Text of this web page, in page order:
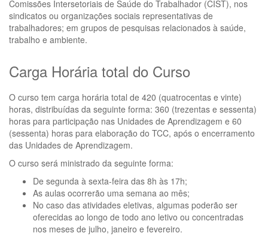
Comissões Intersetoriais de Saúde do Trabalhador (CIST), nos
sindicatos ou organizações sociais representativas de
trabalhadores; em grupos de pesquisas relacionados à saúde,
trabalho e ambiente.
Carga Horária total do Curso
O curso tem carga horária total de 420 (quatrocentas e vinte)
horas, distribuídas da seguinte forma: 360 (trezentas e sessenta)
horas para participação nas Unidades de Aprendizagem e 60
(sessenta) horas para elaboração do TCC, após o encerramento
das Unidades de Aprendizagem.
O curso será ministrado da seguinte forma:
De segunda à sexta-feira das 8h às 17h;
As aulas ocorrerão uma semana ao mês;
No caso das atividades eletivas, algumas poderão ser
oferecidas ao longo de todo ano letivo ou concentradas
nos meses de julho, janeiro e fevereiro.